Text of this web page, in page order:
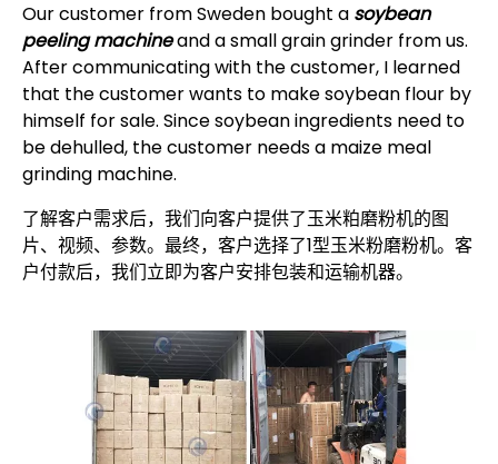
Our customer from Sweden bought a soybean
peeling machineand a small grain grinder from us.
After communicating with the customer, I learned
that the customer wants to make soybean flour by
himself for sale. Since soybean ingredients need to
be dehulled, the customer needs a maize meal
grinding machine.
了解客户需求后，我们向客户提供了玉米粕磨粉机的图
片、视频、参数。最终，客户选择了1型玉米粉磨粉机。客
户付款后，我们立即为客户安排包装和运输机器。